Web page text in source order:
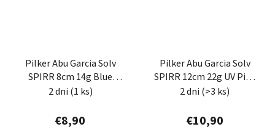
Pilker Abu Garcia Solv
SPIRR 8cm 14g Blue
Herring
2 dni (1 ks)
€8,90
Pilker Abu Garcia Solv
SPIRR 12cm 22g UV Pink
tail
2 dni (>3 ks)
€10,90